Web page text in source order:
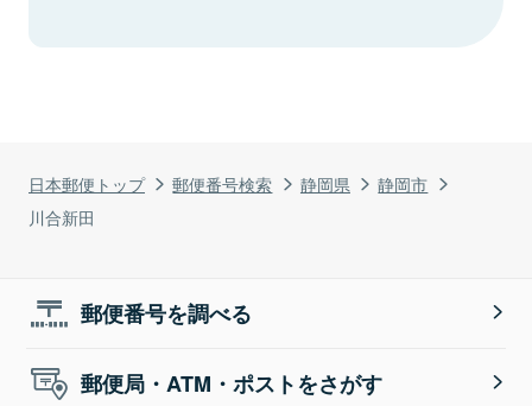
日本郵便トップ 郵便番号検索 静岡県
静岡市
川合新田
郵便番号を調べる
郵便局・ATM・ポストをさがす